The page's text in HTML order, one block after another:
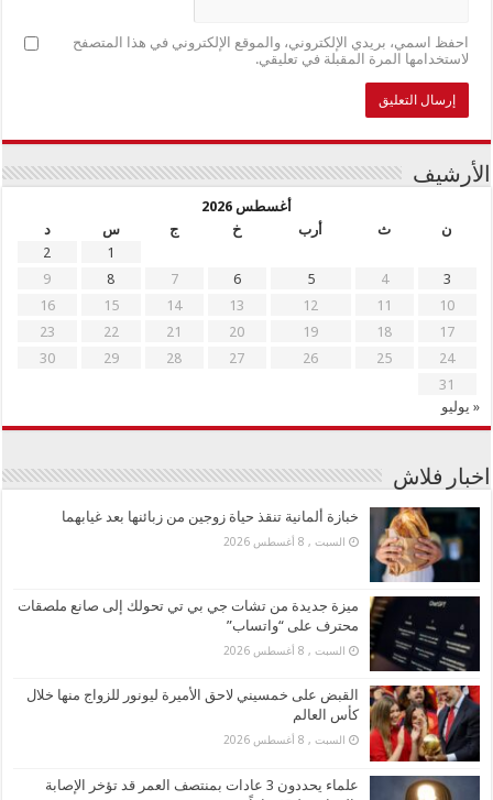
احفظ اسمي، بريدي الإلكتروني، والموقع الإلكتروني في هذا المتصفح
لاستخدامها المرة المقبلة في تعليقي.
الأرشيف
أغسطس 2026
ن
ث أرب خ ج س
د
1
2
3
4
5
6
7
8
9
10
11
12
13
14
15
16
17
18
19
20
21
22
23
24
25
26
27
28
29
30
31
« يوليو
اخبار فلاش
خبازة ألمانية تنقذ حياة زوجين من زبائنها بعد غيابهما
السبت , 8 أغسطس 2026
ميزة جديدة من تشات جي بي تي تحولك إلى صانع ملصقات
محترف على “واتساب”
السبت , 8 أغسطس 2026
القبض على خمسيني لاحق الأميرة ليونور للزواج منها خلال
كأس العالم
السبت , 8 أغسطس 2026
علماء يحددون 3 عادات بمنتصف العمر قد تؤخر الإصابة